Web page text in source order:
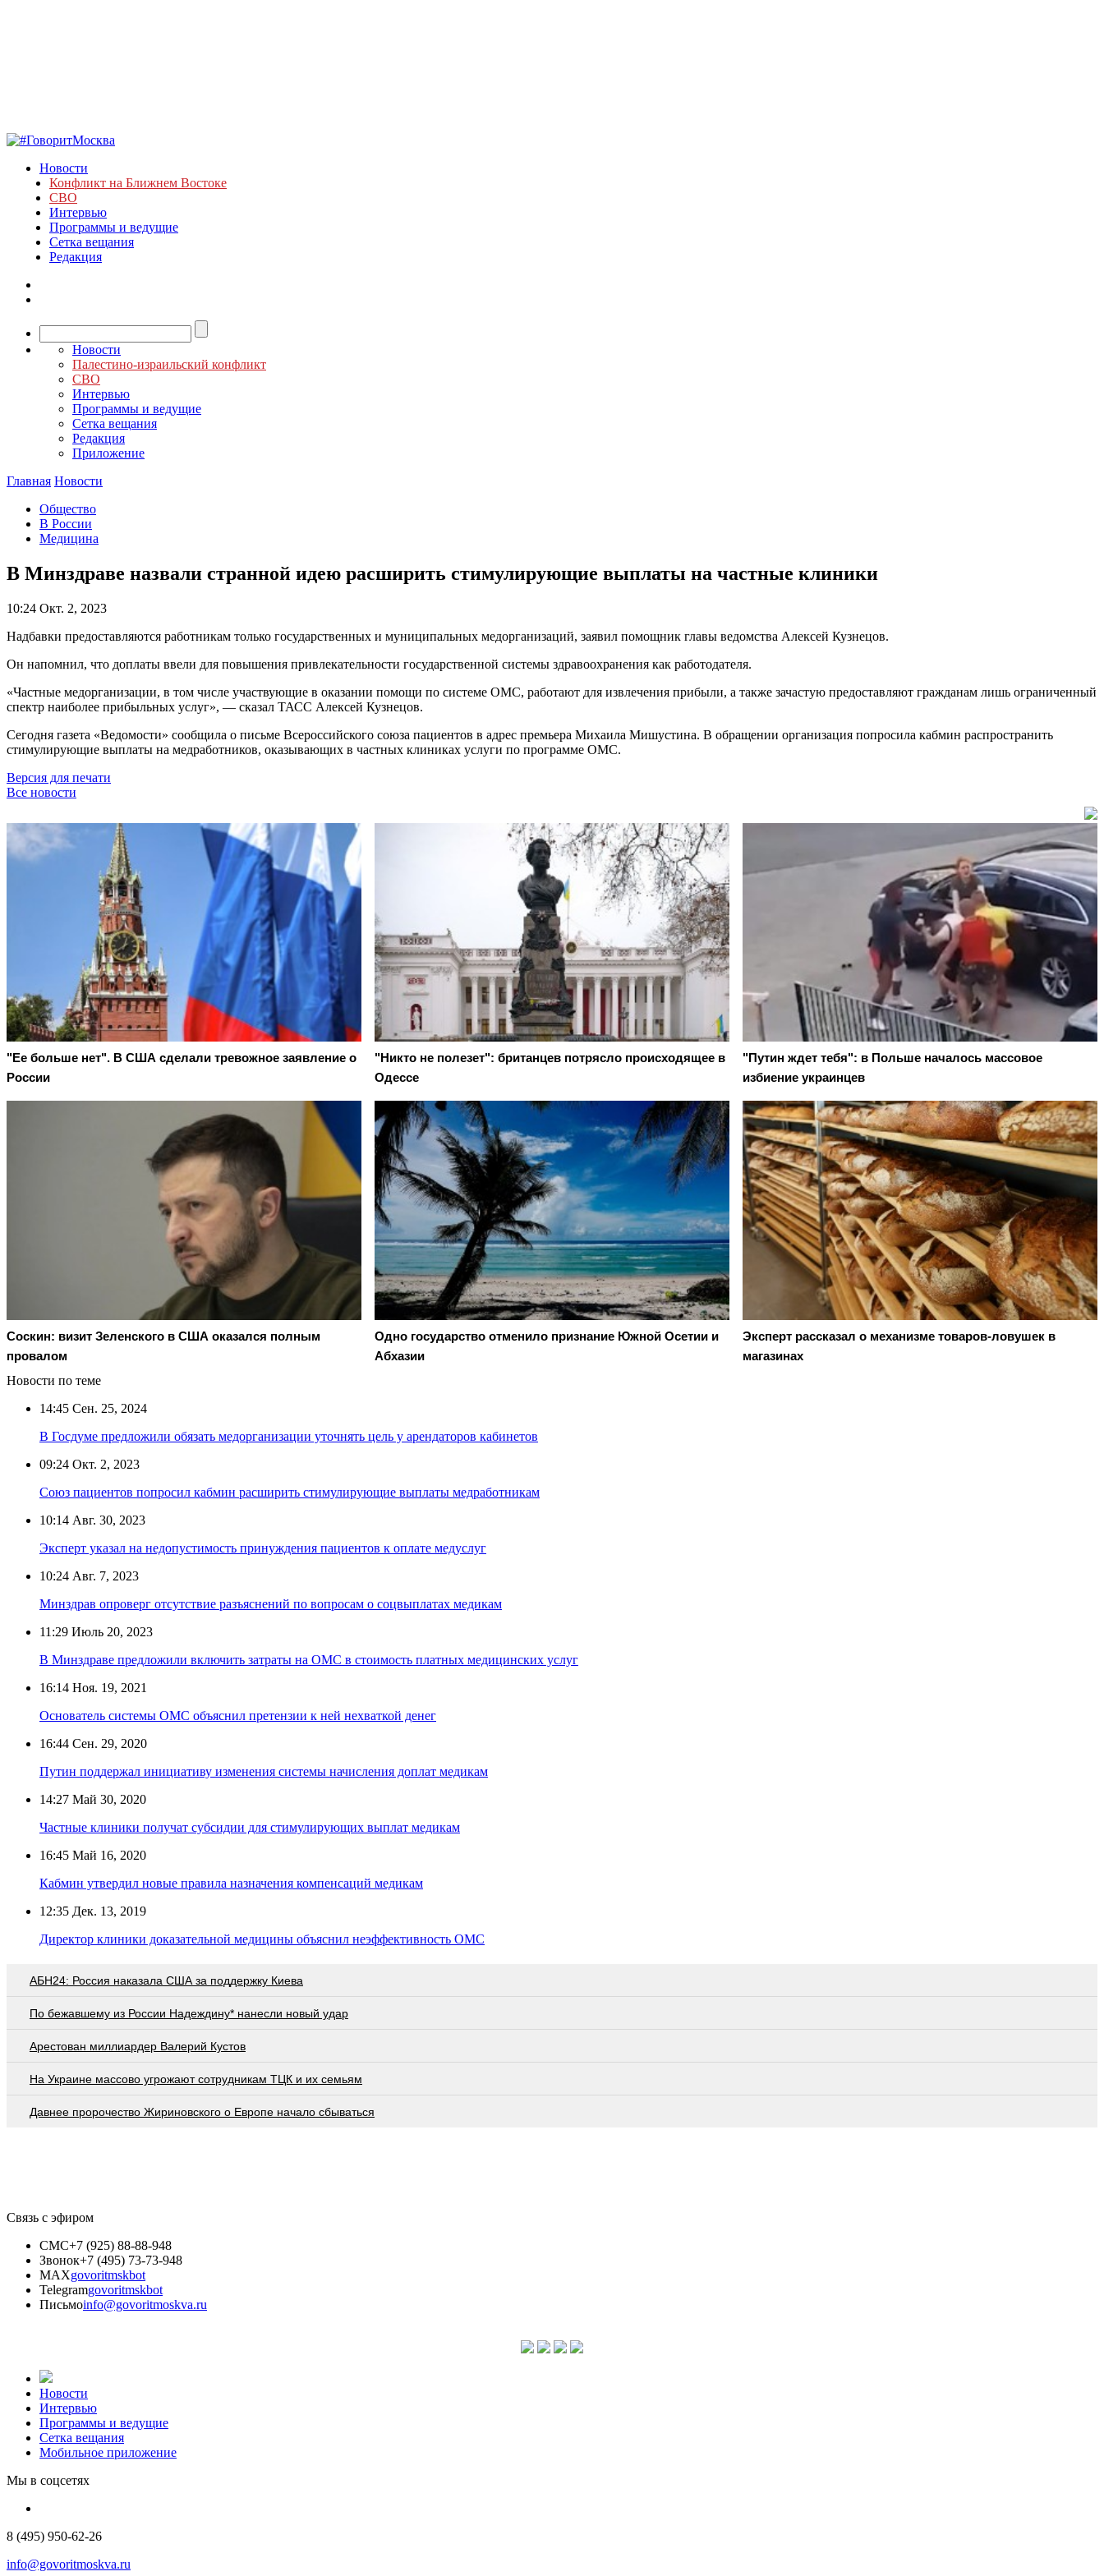
Новости
Конфликт на Ближнем Востоке
СВО
Интервью
Программы и ведущие
Сетка вещания
Редакция
Новости
Палестино-израильский конфликт
СВО
Интервью
Программы и ведущие
Сетка вещания
Редакция
Приложение
Главная Новости
Общество
В России
Медицина
В Минздраве назвали странной идею расширить стимулирующие выплаты на частные клиники
10:24 Окт. 2, 2023
Надбавки предоставляются работникам только государственных и муниципальных медорганизаций, заявил помощник главы ведомства Алексей Кузнецов.
Он напомнил, что доплаты ввели для повышения привлекательности государственной системы здравоохранения как работодателя.
«Частные медорганизации, в том числе участвующие в оказании помощи по системе ОМС, работают для извлечения прибыли, а также зачастую предоставляют гражданам лишь ограниченный
спектр наиболее прибыльных услуг», — сказал ТАСС Алексей Кузнецов.
Сегодня газета «Ведомости» сообщила о письме Всероссийского союза пациентов в адрес премьера Михаила Мишустина. В обращении организация попросила кабмин распространить
стимулирующие выплаты на медработников, оказывающих в частных клиниках услуги по программе ОМС.
Версия для печати
Все новости
"Ее больше нет". В США сделали тревожное заявление о
России
"Никто не полезет": британцев потрясло происходящее в
Одессе
"Путин ждет тебя": в Польше началось массовое
избиение украинцев
Соскин: визит Зеленского в США оказался полным
провалом
Одно государство отменило признание Южной Осетии и
Абхазии
Эксперт рассказал о механизме товаров-ловушек в
магазинах
Новости по теме
14:45 Сен. 25, 2024
В Госдуме предложили обязать медорганизации уточнять цель у арендаторов кабинетов
09:24 Окт. 2, 2023
Союз пациентов попросил кабмин расширить стимулирующие выплаты медработникам
10:14 Авг. 30, 2023
Эксперт указал на недопустимость принуждения пациентов к оплате медуслуг
10:24 Авг. 7, 2023
Минздрав опроверг отсутствие разъяснений по вопросам о соцвыплатах медикам
11:29 Июль 20, 2023
В Минздраве предложили включить затраты на ОМС в стоимость платных медицинских услуг
16:14 Ноя. 19, 2021
Основатель системы ОМС объяснил претензии к ней нехваткой денег
16:44 Сен. 29, 2020
Путин поддержал инициативу изменения системы начисления доплат медикам
14:27 Май 30, 2020
Частные клиники получат субсидии для стимулирующих выплат медикам
16:45 Май 16, 2020
Кабмин утвердил новые правила назначения компенсаций медикам
12:35 Дек. 13, 2019
Директор клиники доказательной медицины объяснил неэффективность ОМС
АБН24: Россия наказала США за поддержку Киева
По бежавшему из России Надеждину* нанесли новый удар
Арестован миллиардер Валерий Кустов
На Украине массово угрожают сотрудникам ТЦК и их семьям
Давнее пророчество Жириновского о Европе начало сбываться
Связь с эфиром
СМС+7 (925) 88-88-948
Звонок+7 (495) 73-73-948
MAXgovoritmskbot
Telegramgovoritmskbot
Письмоinfo@govoritmoskva.ru
Новости
Интервью
Программы и ведущие
Сетка вещания
Мобильное приложение
Мы в соцсетях
8 (495) 950-62-26
info@govoritmoskva.ru